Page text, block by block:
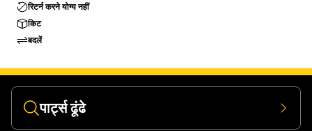
रिटर्न करने योग्य नहीं
किट
बदलें
पार्ट्स ढूंढे